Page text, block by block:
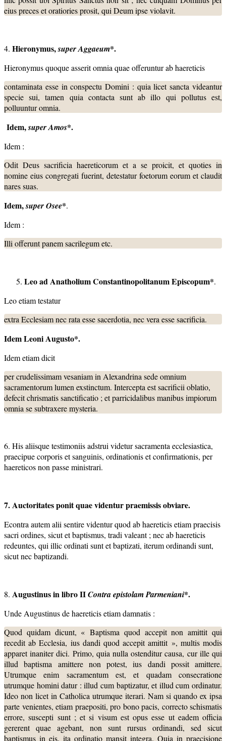
eius preces et oratiories prosit, qui Deum ipse violavit.
4. Hieronymus,super Aggaeum*.
Hieronymus quoque asserit omnia quae offeruntur ab haereticis
contaminata esse in conspectu Domini : quia licet sancta videantur
specie sui, tamen quia contacta sunt ab illo qui pollutus est,
polluuntur omnia.
Idem,super Amos*.
Idem :
Odit Deus sacrificia haereticorum et a se proicit, et quoties in
nomine eius congregati fuerint, detestatur foetorum eorum et claudit
nares suas.
Idem,super Osee*.
Idem :
Illi offerunt panem sacrilegum etc.
Leo ad Anatholium Constantinopolitanum Episcopum*.
Leo etiam testatur
extra Ecclesiam nec rata esse sacerdotia, nec vera esse sacrificia.
Idem Leoni Augusto*.
Idem etiam dicit
per crudelissimam vesaniam in Alexandrina sede omnium
sacramentorum lumen exstinctum. Intercepta est sacrificii oblatio,
defecit chrismatis sanctificatio ; et parricidalibus manibus impiorum
omnia se subtraxere mysteria.
6. His aliisque testimoniis adstrui videtur sacramenta ecclesiastica,
praecipue corporis et sanguinis, ordinationis et confirmationis, per
haereticos non passe ministrari.
7. Auctoritates ponit quae videntur praemissis obviare.
Econtra autem alii sentire videntur quod ab haereticis etiam praecisis
sacri ordines, sicut et baptismus, tradi valeant ; nec ab haereticis
redeuntes, qui illic ordinati sunt et baptizati, iterum ordinandi sunt,
sicut nec baptizandi.
8. Augustinus in libro IIContra epistolam Parmeniani*.
Unde Augustinus de haereticis etiam damnatis :
Quod quidam dicunt, « Baptisma quod accepit non amittit qui
recedit ab Ecclesia, ius dandi quod accepit amittit », multis modis
apparet inaniter dici. Primo, quia nulla ostenditur causa, cur ille qui
illud baptisma amittere non potest, ius dandi possit amittere.
Utrumque enim sacramentum est, et quadam consecratione
utrumque homini datur : illud cum baptizatur, et illud cum ordinatur.
Ideo non licet in Catholica utrumque iterari. Nam si quando ex ipsa
parte venientes, etiam praepositi, pro bono pacis, correcto schismatis
errore, suscepti sunt ; et si visum est opus esse ut eadem officia
gererent quae agebant, non sunt rursus ordinandi, sed sicut
baptismus in eis, ita ordinatio mansit integra. Quia in praecisione